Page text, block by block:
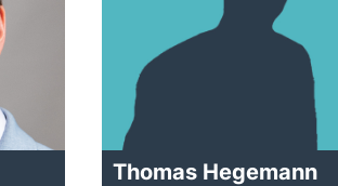
Thomas Hegemann